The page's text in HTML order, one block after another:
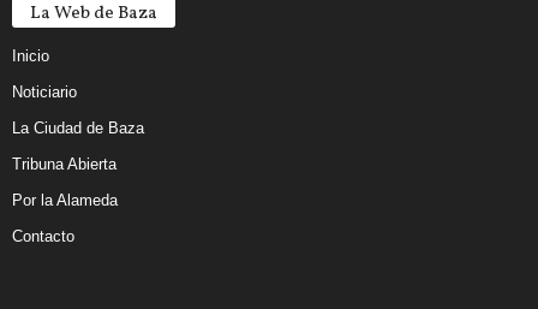
La Web de Baza
Inicio
Noticiario
La Ciudad de Baza
Tribuna Abierta
Por la Alameda
Contacto